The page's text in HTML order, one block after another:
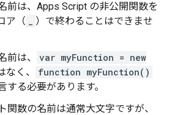
前は、Apps Script の非公開関数を
ア（
）で終わることはできませ
前は、
var myFunction = new
なく、
function myFunction()
する必要があります。
関数の名前は通常大文字ですが、